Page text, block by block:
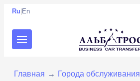
Ru En
Главная → Города обслуживания